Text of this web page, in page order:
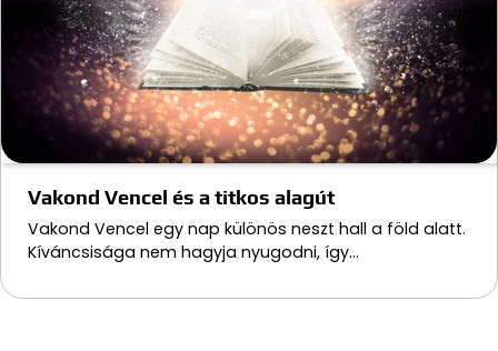
Vakond Vencel és a titkos alagút
Vakond Vencel egy nap különös neszt hall a föld alatt.
Kíváncsisága nem hagyja nyugodni, így…